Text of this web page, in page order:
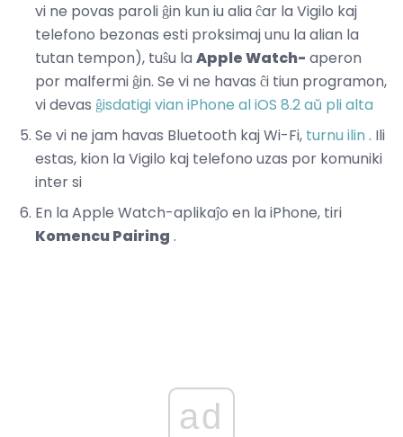
vi ne povas paroli ĝin kun iu alia ĉar la Vigilo kaj
telefono bezonas esti proksimaj unu la alian la
tutan tempon), tuŝu la Apple Watch- aperon
por malfermi ĝin. Se vi ne havas ĉi tiun programon,
vi devas ĝisdatigi vian iPhone al iOS 8.2 aŭ pli alta
Se vi ne jam havas Bluetooth kaj Wi-Fi, turnu ilin. Ili
estas, kion la Vigilo kaj telefono uzas por komuniki
inter si
En la Apple Watch-aplikaĵo en la iPhone, tiri
Komencu Pairing .
ad